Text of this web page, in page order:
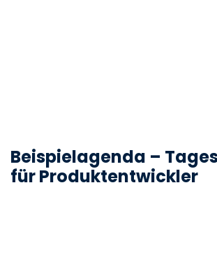
Beispielagenda –
für Produktentwickler